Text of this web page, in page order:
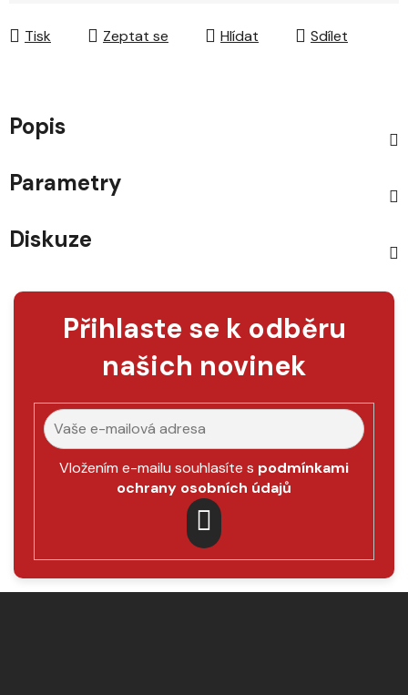
Tisk Zeptat se Hlídat Sdílet
Popis
Parametry
Diskuze
Přihlaste se k odběru
našich novinek
Vložením e-mailu souhlasíte s podmínkami
ochrany osobních údajů
PŘIHLÁSIT
SE